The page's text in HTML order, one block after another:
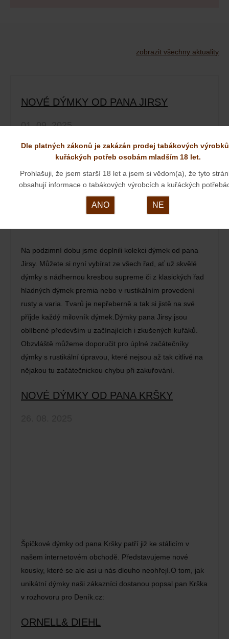
zobrazit všechny aktuality
NOVÉ DÝMKY OD PANA JIRSY
01. 09. 2025
Na podzimní dobu jsme doplnili kolekci dýmek od pana
Jirsy. Můžete si nyní vybírat ze všech řad, ať už skvělé
dýmky s nádhernou kresbou supreme či z klasických řad
hladných dýmek premia nebo v rustikálním provedení
rusty a varia. Tvarů je nepřeberně a tak si jistě na své
příjde každý milovník dýmek.Dýmky pana Jirsy jsou
oblíbené především u začínajících i zkušených kuřáků.
Obzvláště můžeme doporučit pro úplné začátečníky
dýmky s rustikální úpravou, které nejsou až tak citlivé na
nějakou tu začátečnickou chybu při zakuřování.
NOVÉ DÝMKY OD PANA KRŠKY
Špičkové dýmky od pana Kršky patří již ke stálicím v
našem internetovém obchodě. Představujeme nové
kousky, které se ale asi u nás dlouho neohřejí.O tom, jak
unikátní dýmky naši zákazníci dostanou popsal pan Krška
v rozhovoru pro Deník.cz:
ORNELL& DIEHL
Dle platných zákonů je zakázán prodej tabákových
kuřáckých potřeb osobám mladším 18 let.
Prohlašuji, že jsem starší 18 let a jsem si vědom(a), že tyto
obsahují informace o tabákových výrobcích a kuřáckých
ANO NE